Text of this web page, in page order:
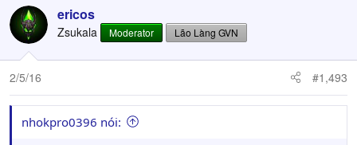
ericos
Zsukala Moderator Lão Làng GVN
2/5/16 #1,493
nhokpro0396 nói: